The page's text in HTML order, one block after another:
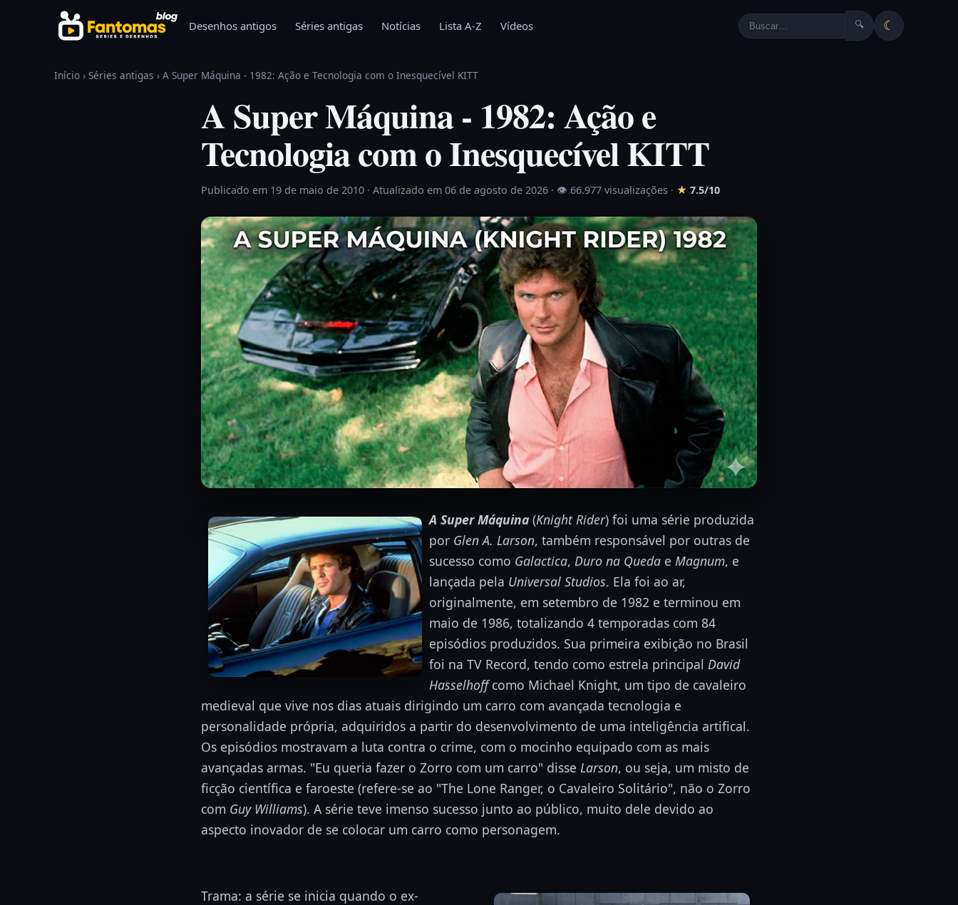
Pular para o conteúdo
Desenhos antigos Séries antigas Notícias Lista A-Z Vídeos 🔍 ☾
Início › Séries antigas › A Super Máquina - 1982: Ação e Tecnologia com o Inesquecível KITT
A Super Máquina - 1982: Ação e
Tecnologia com o Inesquecível KITT
Publicado em 19 de maio de 2010 · Atualizado em 06 de agosto de 2026 · 👁 66.977 visualizações · ★ 7.5/10
A Super Máquina (Knight Rider) foi uma série produzida
por Glen A. Larson, também responsável por outras de
sucesso como Galactica, Duro na Queda e Magnum, e
lançada pela Universal Studios. Ela foi ao ar,
originalmente, em setembro de 1982 e terminou em
maio de 1986, totalizando 4 temporadas com 84
episódios produzidos. Sua primeira exibição no Brasil
foi na TV Record, tendo como estrela principal David
Hasselhoffcomo Michael Knight, um tipo de cavaleiro
medieval que vive nos dias atuais dirigindo um carro com avançada tecnologia e
personalidade própria, adquiridos a partir do desenvolvimento de uma inteligência artifical.
Os episódios mostravam a luta contra o crime, com o mocinho equipado com as mais
avançadas armas. "Eu queria fazer o Zorro com um carro" disse Larson, ou seja, um misto de
ficção científica e faroeste (refere-se ao "The Lone Ranger, o Cavaleiro Solitário", não o Zorro
com Guy Williams). A série teve imenso sucesso junto ao público, muito dele devido ao
aspecto inovador de se colocar um carro como personagem.
Trama: a série se inicia quando o ex-